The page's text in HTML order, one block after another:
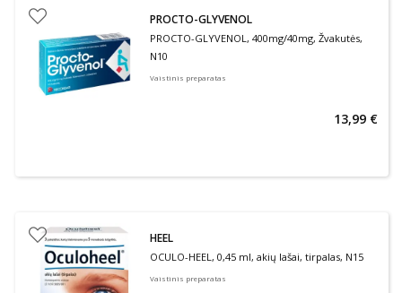
PROCTO-GLYVENOL
PROCTO-GLYVENOL, 400mg/40mg, Žvakutės,
N10
Vaistinis preparatas
13,99 €
HEEL
OCULO-HEEL, 0,45 ml, akių lašai, tirpalas, N15
Vaistinis preparatas